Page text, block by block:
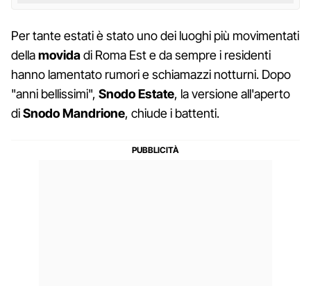
Per tante estati è stato uno dei luoghi più movimentati
dellamovidadi Roma Est e da sempre i residenti
hanno lamentato rumori e schiamazzi notturni. Dopo
"anni bellissimi", Snodo Estate, la versione all'aperto
diSnodo Mandrione, chiude i battenti.